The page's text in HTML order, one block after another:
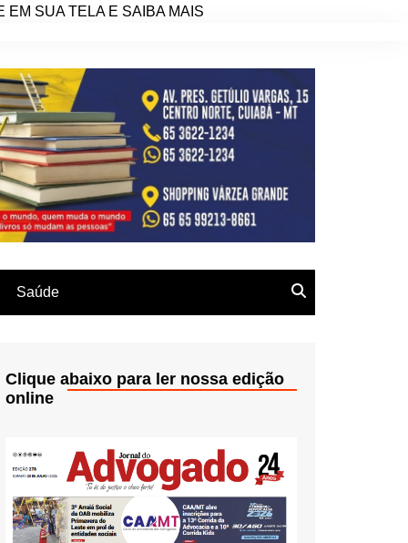
SUA TELA E SAIBA MAIS
Saúde
Clique abaixo para ler nossa edição
online